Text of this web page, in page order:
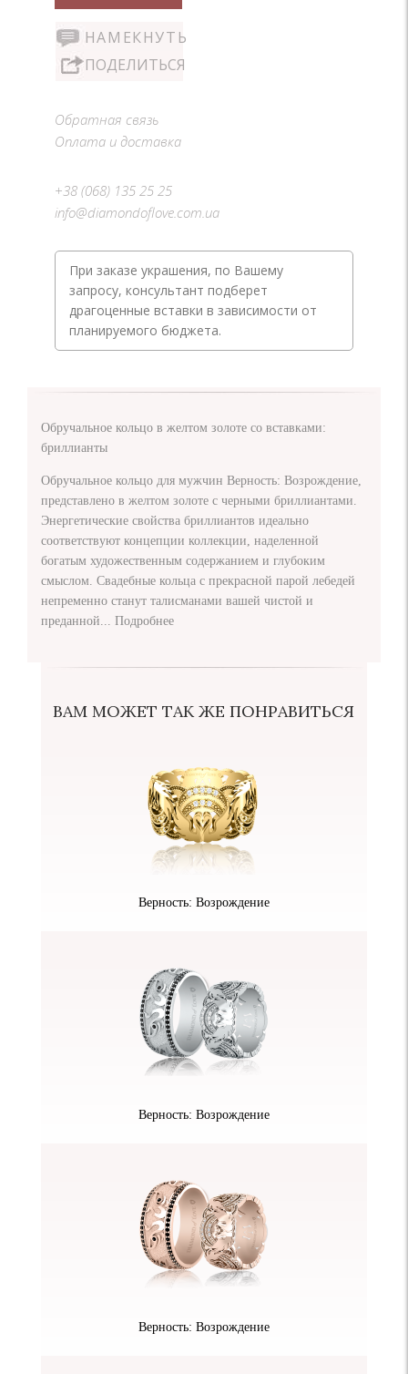
НАМЕКНУТЬ
ПОДЕЛИТЬСЯ
Обратная связь
Оплата и доставка
+38 (068) 135 25 25
info@diamondoflove.com.ua
При заказе украшения, по Вашему
запросу, консультант подберет
драгоценные вставки в зависимости от
планируемого бюджета.
Обручальное кольцо в желтом золоте со вставками:
бриллианты
Обручальное кольцо для мужчин Верность: Возрождение,
представлено в желтом золоте с черными бриллиантами.
Энергетические свойства бриллиантов идеально
соответствуют концепции коллекции, наделенной
богатым художественным содержанием и глубоким
смыслом. Свадебные кольца с прекрасной парой лебедей
непременно станут талисманами вашей чистой и
преданной...
Подробнее
ВАМ МОЖЕТ ТАК ЖЕ ПОНРАВИТЬСЯ
Верность: Возрождение
Верность: Возрождение
Верность: Возрождение